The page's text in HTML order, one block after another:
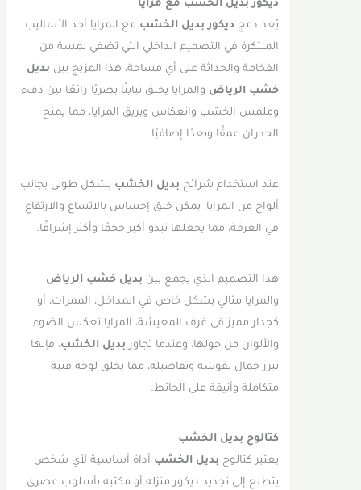
ديكور بديل الخشب مع مرايا
يُعد دمج ديكور بديل الخشبمع المرايا أحد الأساليب
المبتكرة في التصميم الداخلي التي تضفي لمسة من
الفخامة والحداثة على أي مساحة، هذا المزيج بينبديل
خشب الرياضوالمرايا يخلق تباينًا بصريًا رائعًا بين دفء
وملمس الخشب وانعكاس وبريق المرايا، مما يمنح
الجدران عمقًا وبعدًا إضافيًا.
عند استخدام شرائحبديل الخشببشكل طولي بجانب
ألواح من المرايا، يمكن خلق إحساس بالاتساع والارتفاع
في الغرفة، مما يجعلها تبدو أكبر حجمًا وأكثر إشراقًا.
هذا التصميم الذي يجمع بينبديل خشب الرياض
والمرايا مثالي بشكل خاص في المداخل، الممرات، أو
كجدار مميز في غرف المعيشة، المرايا تعكس الضوء
والألوان من حولها، وعندما تجاوربديل الخشب، فإنها
تبرز جمال نقوشه وتفاصيله، مما يخلق لوحة فنية
متكاملة وأنيقة على الحائط.
كتالوج بديل الخشب
يعتبر كتالوجبديل الخشبأداة أساسية لأي شخص
يتطلع إلى تجديد ديكور منزله أو مكتبه بأسلوب عصري